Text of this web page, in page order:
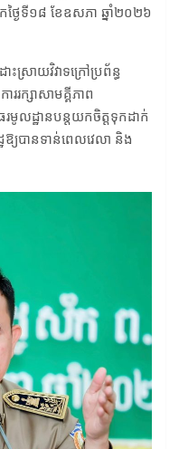
រឹកថ្ងៃទី១៨ ខែឧសភា ឆ្នាំ២០២៦
ស្រាយវិវាទក្រៅប្រព័ន្ធ
ររក្សាសាមគ្គីភាព
មូលដ្ឋានបន្តយកចិត្តទុកដាក់
យបានទាន់ពេលវេលា និង